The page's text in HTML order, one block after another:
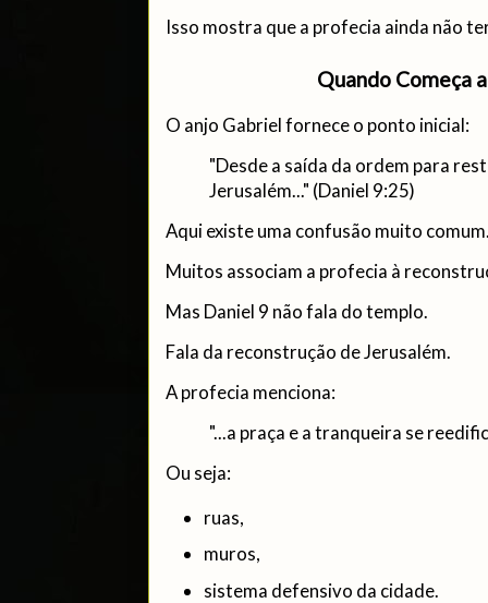
Isso mostra que a profecia ainda não
Quando Começa
O anjo Gabriel fornece o ponto inicial:
"Desde a saída da ordem para
Jerusalém..." (Daniel 9:25)
Aqui existe uma confusão muito
Muitos associam a profecia à
Mas Daniel 9 não fala do templo.
Fala da reconstrução de Jerusalém.
A profecia menciona:
"...a praça e a tranqueira se
Ou seja:
ruas,
muros,
sistema defensivo da cidade.